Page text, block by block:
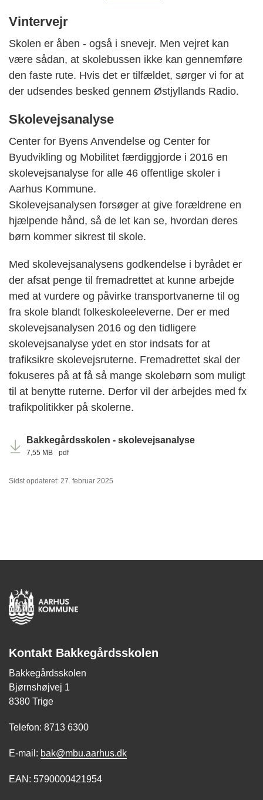
Vintervejr
Skolen er åben - også i snevejr. Men vejret kan
være sådan, at skolebussen ikke kan gennemføre
den faste rute. Hvis det er tilfældet, sørger vi for at
der udsendes besked gennem Østjyllands Radio.
Skolevejsanalyse
Center for Byens Anvendelse og Center for
Byudvikling og Mobilitet færdiggjorde i 2016 en
skolevejsanalyse for alle 46 offentlige skoler i
Aarhus Kommune.
Skolevejsanalysen forsøger at give forældrene en
hjælpende hånd, så de let kan se, hvordan deres
børn kommer sikrest til skole.
Med skolevejsanalysens godkendelse i byrådet er
der afsat penge til fremadrettet at kunne arbejde
med at vurdere og påvirke transportvanerne til og
fra skole blandt folkeskoleeleverne. Der er med
skolevejsanalysen 2016 og den tidligere
skolevejsanalyse ydet en stor indsats for at
trafiksikre skolevejsruterne. Fremadrettet skal der
fokuseres på at få så mange skolebørn som muligt
til at benytte ruterne. Derfor vil der arbejdes med fx
trafikpolitikker på skolerne.
Bakkegårdsskolen - skolevejsanalyse
7,55 MB pdf
Sidst opdateret: 27. februar 2025
Kontakt Bakkegårdsskolen
Bakkegårdsskolen
Bjørnshøjvej 1
8380 Trige
Telefon: 8713 6300
E-mail: bak@mbu.aarhus.dk
EAN: 5790000421954